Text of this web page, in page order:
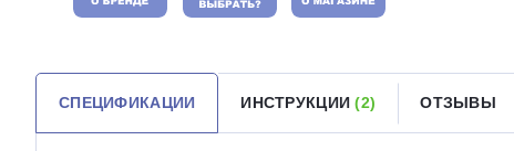
СПЕЦИФИКАЦИИ ИНСТРУКЦИИ(2) ОТЗЫВЫ